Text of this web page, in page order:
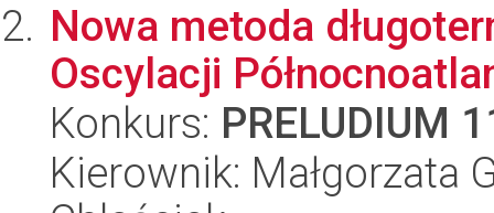
Nowa metoda
Oscylacji
Konkurs: PRELUDIUM
Kierownik: Małgorzata